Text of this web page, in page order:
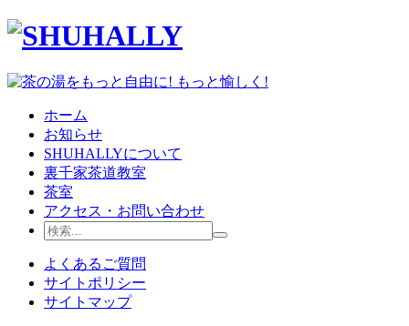
ホーム
お知らせ
SHUHALLYについて
裏千家茶道教室
茶室
アクセス・お問い合わせ
よくあるご質問
サイトポリシー
サイトマップ